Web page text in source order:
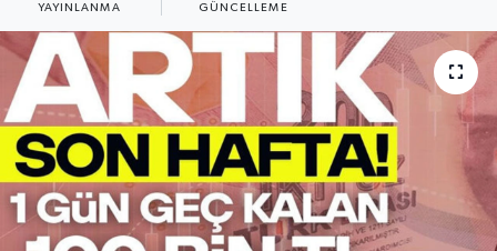
YAYINLANMA GÜNCELLEME